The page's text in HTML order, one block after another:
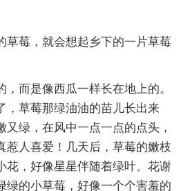
草莓，就会想起乡下的一片草莓
而是像西瓜一样长在地上的。
，草莓那绿油油的苗儿长出来
又绿，在风中一点一点的点头，
惹人喜爱！几天后，草莓的嫩枝
花，好像星星伴随着绿叶。花谢
绿的小草莓，好像一个个害羞的